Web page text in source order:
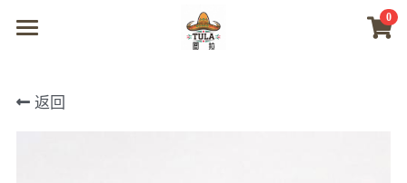
0
商城
返回
×
商品分类
所有商品分类